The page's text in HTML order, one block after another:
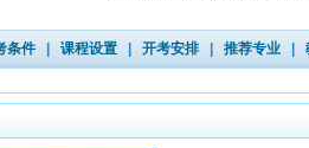
条件 课程设置 开考安排 推荐专业